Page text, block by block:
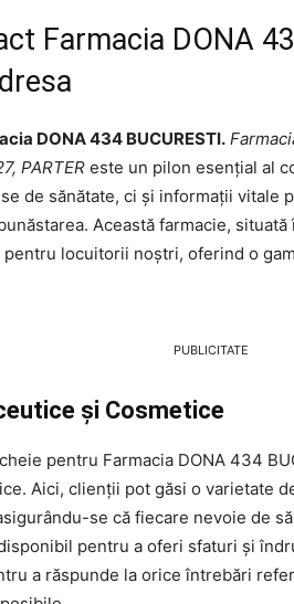
Farmacia DONA
DONA 434 BUCURESTI.
PARTER este un pilon esențial al
de sănătate, ci și informații vitale
Această farmacie,
locuitorii noștri, oferind o
PUBLICITATE
și Cosmetice
pentru Farmacia DONA 434
Aici, clienții pot găsi o varietate
se că fiecare nevoie de
pentru a oferi sfaturi și
a răspunde la orice întrebări